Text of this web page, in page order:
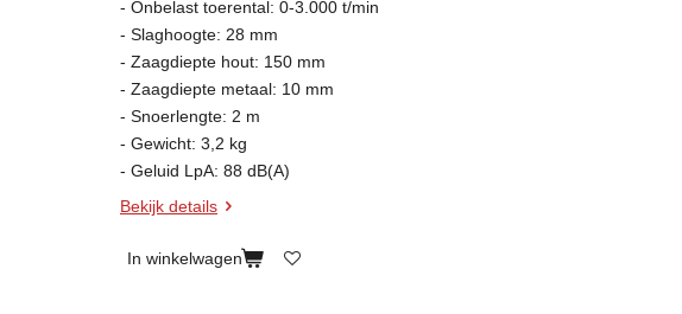
- Onbelast toerental: 0-3.000 t/min
- Slaghoogte: 28 mm
- Zaagdiepte hout: 150 mm
- Zaagdiepte metaal: 10 mm
- Snoerlengte: 2 m
- Gewicht: 3,2 kg
- Geluid LpA: 88 dB(A)
Bekijk details
In winkelwagen